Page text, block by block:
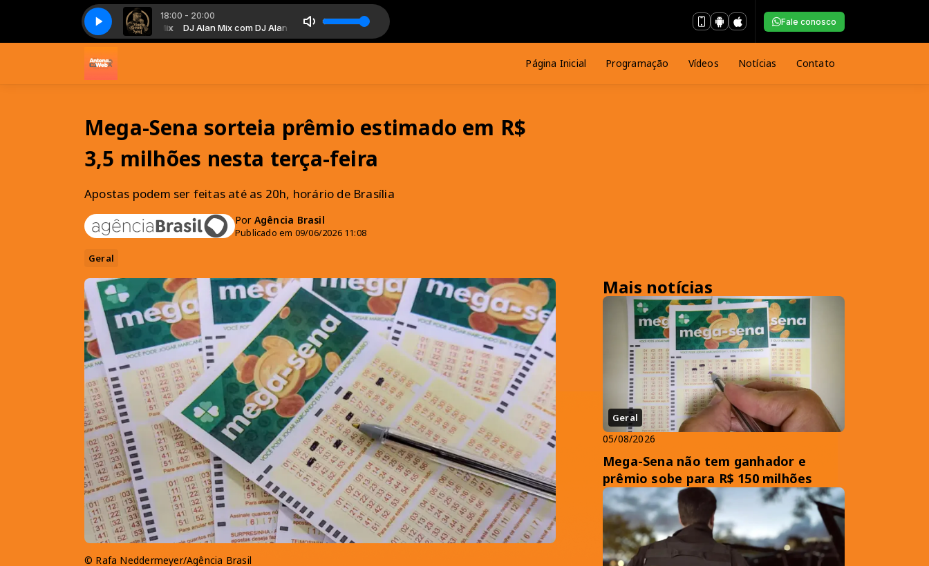
18:00 - 20:00
DJ Alan Mix com DJ Alan Mix DJ Alan Mix com DJ Alan Mix
Biondi - What have you done to meMario Biondi - What have you done to me
Fale conosco
Página Inicial Programação Vídeos Notícias Contato
Mega-Sena sorteia prêmio estimado em R$
3,5 milhões nesta terça-feira
Apostas podem ser feitas até as 20h, horário de Brasília
Por Agência Brasil
Publicado em 09/06/2026 11:08
Geral
© Rafa Neddermeyer/Agência Brasil
Mais notícias
Geral
05/08/2026
Mega-Sena não tem ganhador e
prêmio sobe para R$ 150 milhões